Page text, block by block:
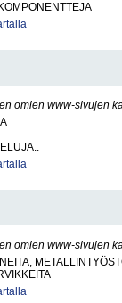
omien www-sivujen
omien www-sivujen